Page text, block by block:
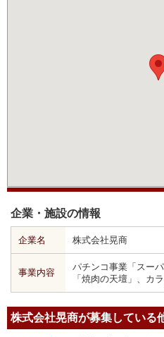
企業・施設の情報
企業名 株式会社晃商
事業内容
パチンコ事業「スー
「焼肉の天壇」、カ
株式会社晃商が募集している